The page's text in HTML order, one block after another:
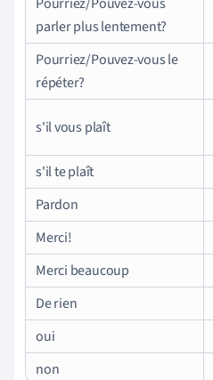
parler plus lentement?
Pourriez/Pouvez-vous le
répéter?
s'il vous plaît
s'il te plaît
Pardon
Merci!
Merci beaucoup
De rien
oui
non